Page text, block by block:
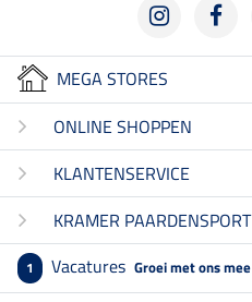
MEGA STORES
ONLINE SHOPPEN
KLANTENSERVICE
KRAMER PAARDENSPORT
1 Vacatures Groei met ons mee